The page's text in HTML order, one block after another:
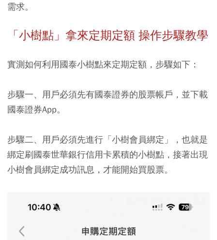
需求。
「小樹點」拿來定期定額 操作步驟教學
實測如何利用國泰小樹點來定期定額，步驟如下：
步驟一、用戶必須先有國泰證券的股票帳戶，並下載
國泰證券App。
步驟二、用戶必須先進行「小樹會員綁定」，也就是
綁定刷國泰世華銀行信用卡累積的小樹點，接著出現
小樹會員綁定成功訊息，才能開始買股票。